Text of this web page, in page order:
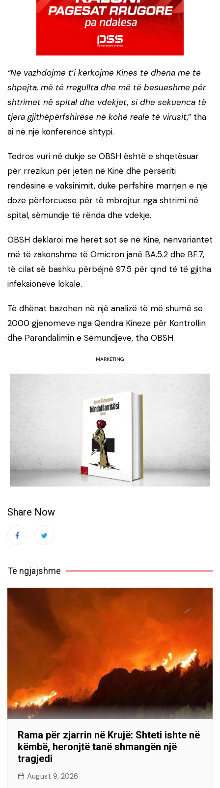
“Ne vazhdojmë t’i kërkojmë Kinës të dhëna më të
shpejta, më të rregullta dhe më të besueshme për
shtrimet në spital dhe vdekjet, si dhe sekuenca të
tjera gjithëpërfshirëse në kohë reale të virusit,” tha
ai në një konferencë shtypi.
Tedros vuri në dukje se OBSH është e shqetësuar
për rrezikun për jetën në Kinë dhe përsëriti
rëndësinë e vaksinimit, duke përfshirë marrjen e një
doze përforcuese për të mbrojtur nga shtrimi në
spital, sëmundje të rënda dhe vdekje.
OBSH deklaroi më herët sot se në Kinë, nënvariantet
më të zakonshme të Omicron janë BA.5.2 dhe BF.7,
të cilat së bashku përbëjnë 97.5 për qind të të gjitha
infeksioneve lokale.
Të dhënat bazohen në një analizë të më shumë se
2000 gjenomeve nga Qendra Kineze për Kontrollin
dhe Parandalimin e Sëmundjeve, tha OBSH.
MARKETING
Share Now
Të ngjajshme
Rama për zjarrin në Krujë: Shteti ishte në
këmbë, heronjtë tanë shmangën një
tragjedi
August 9, 2026